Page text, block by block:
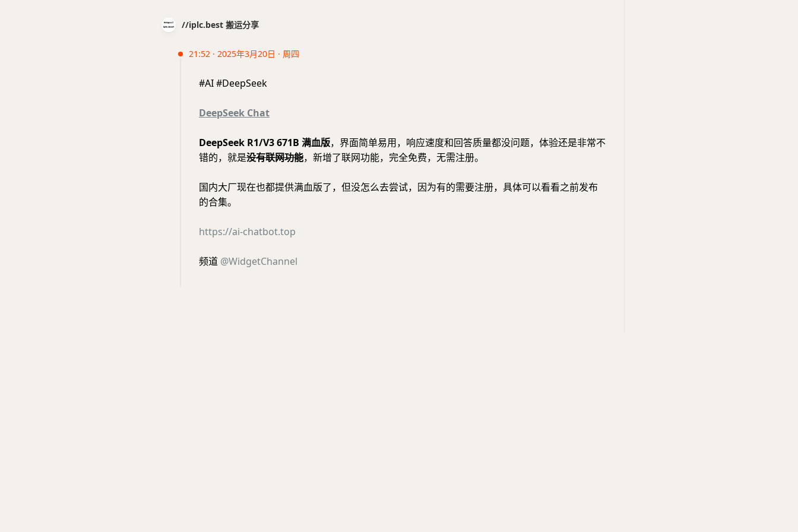
//iplc.best 搬运分享
21:52 · 2025年3月20日 · 周四
#AI #DeepSeek
DeepSeek Chat
DeepSeek R1/V3 671B 满血版，界面简单易用，响应速度和回答质量都没问题，体验还是非常不
错的，就是没有联网功能，新增了联网功能，完全免费，无需注册。
国内大厂现在也都提供满血版了，但没怎么去尝试，因为有的需要注册，具体可以看看之前发布
的合集。
https://ai-chatbot.top
频道 @WidgetChannel